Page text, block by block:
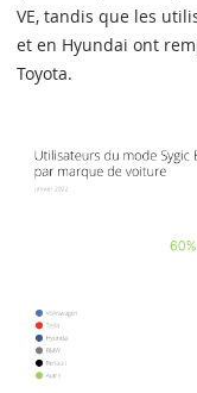
VE, tandis que les
et en Hyundai ont
Toyota.